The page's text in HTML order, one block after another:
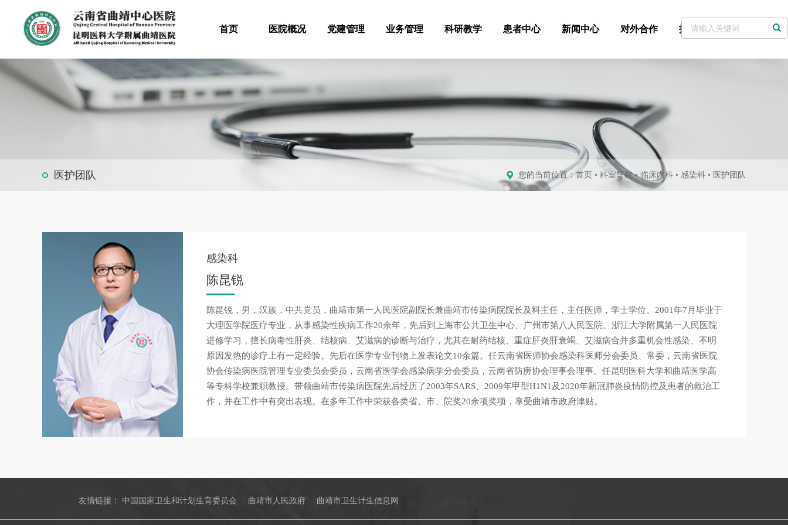
首页 医院概况 党建管理 业务管理 科研教学 患者中心 新闻中心 对外合作 招标采购 党委书记信箱
医护团队 您的当前位置： 首页 • 科室导航•临床内科 • 感染科 • 医护团队
感染科
陈昆锐
陈昆锐，男，汉族，中共党员，曲靖市第一人民医院副院长兼曲靖市传染病院院长及科主任，主任医师，学士学位。2001年7月毕业于
大理医学院医疗专业，从事感染性疾病工作20余年，先后到上海市公共卫生中心、广州市第八人民医院、浙江大学附属第一人民医院
进修学习，擅长病毒性肝炎、结核病、艾滋病的诊断与治疗，尤其在耐药结核、重症肝炎肝衰竭、艾滋病合并多重机会性感染、不明
原因发热的诊疗上有一定经验。先后在医学专业刊物上发表论文10余篇。任云南省医师协会感染科医师分会委员、常委，云南省医院
协会传染病医院管理专业委员会委员，云南省医学会感染病学分会委员，云南省防痨协会理事会理事。任昆明医科大学和曲靖医学高
等专科学校兼职教授。带领曲靖市传染病医院先后经历了2003年SARS、2009年甲型H1N1及2020年新冠肺炎疫情防控及患者的救治工
作，并在工作中有突出表现。在多年工作中荣获各类省、市、院奖20余项奖项，享受曲靖市政府津贴。
友情链接：中国国家卫生和计划生育委员会 曲靖市人民政府 曲靖市卫生计生信息网